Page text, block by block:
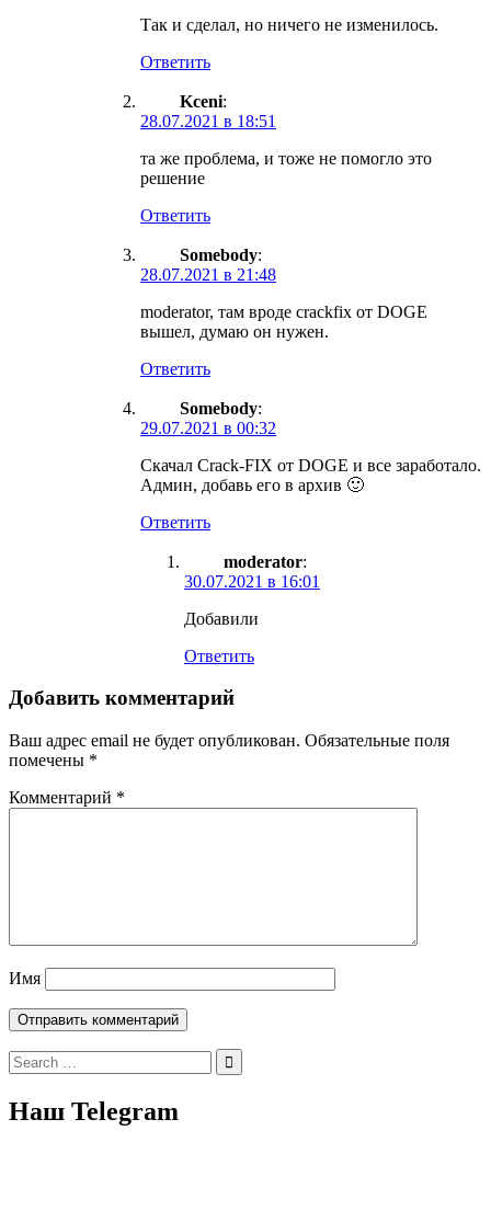
Так и сделал, но ничего не изменилось.
Ответить
Kceni:
28.07.2021 в 18:51
та же проблема, и тоже не помогло это
решение
Ответить
Somebody:
28.07.2021 в 21:48
moderator, там вроде crackfix от DOGE
вышел, думаю он нужен.
Ответить
Somebody:
29.07.2021 в 00:32
Скачал Crack-FIX от DOGE и все заработало.
Админ, добавь его в архив 🙂
Ответить
moderator:
30.07.2021 в 16:01
Добавили
Ответить
Добавить комментарий
Ваш адрес email не будет опубликован. Обязательные поля
помечены *
Комментарий *
Имя
Search
for:
Наш Telegram